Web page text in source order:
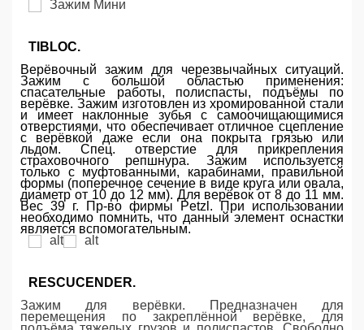
TIBLOC.
Верёвочный зажим для черезвычайных ситуаций.
Зажим с большой областью применения:
спасательные работы, полиспасты, подъёмы по
верёвке. Зажим изготовлен из хромированной стали
и имеет наклонные зубья с самоочищающимися
отверстиями, что обеспечивает отличное сцепление
с верёвкой даже если она покрыта грязью или
льдом. Спец. отверстие для прикрепления
страховочного репшнура. Зажим используется
только с муфтованными, карабинами, правильной
формы (поперечное сечение в виде круга или овала,
диаметр от 10 до 12 мм). Для верёвок от 8 до 11 мм.
Вес 39 г. Пр-во фирмы Petzl. При использовании
необходимо помнить, что данный элемент оснастки
является вспомогательным.
RESCUCENDER.
Зажим для верёвки. Предназначен для
перемещения по закреплённой верёвке, для